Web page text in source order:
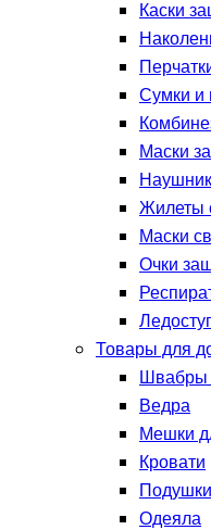
Каски
Сумки и
Маски
Жилеты
Маски
Очки
Товары для
Швабры
Ведра
Мешки
Кровати
Подушки
Одеяла